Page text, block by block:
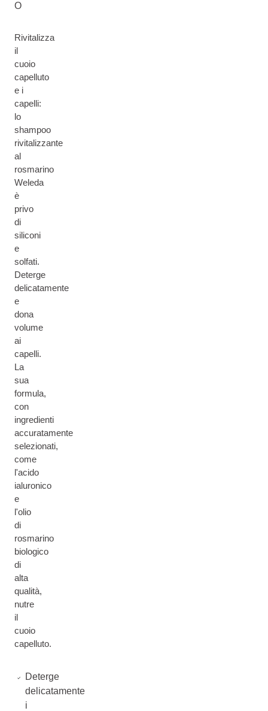
O
Rivitalizza
il
cuoio
capelluto
e i
capelli:
lo
shampoo
rivitalizzante
al
rosmarino
Weleda
è
privo
di
siliconi
e
solfati.
Deterge
delicatamente
e
dona
volume
ai
capelli.
La
sua
formula,
con
ingredienti
accuratamente
selezionati,
come
l'acido
ialuronico
e
l'olio
di
rosmarino
biologico
di
alta
qualità,
nutre
il
cuoio
capelluto.
Deterge
delicatamente
i